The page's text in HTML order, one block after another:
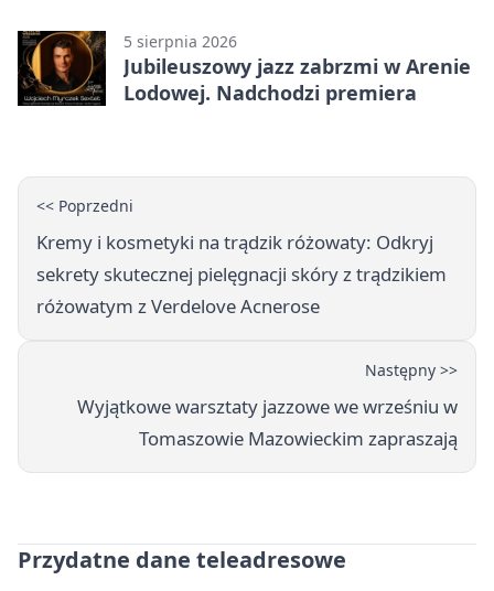
5 sierpnia 2026
Jubileuszowy jazz zabrzmi w Arenie
Lodowej. Nadchodzi premiera
<< Poprzedni
Kremy i kosmetyki na trądzik różowaty: Odkryj
sekrety skutecznej pielęgnacji skóry z trądzikiem
różowatym z Verdelove Acnerose
Następny >>
Wyjątkowe warsztaty jazzowe we wrześniu w
Tomaszowie Mazowieckim zapraszają
Przydatne dane teleadresowe